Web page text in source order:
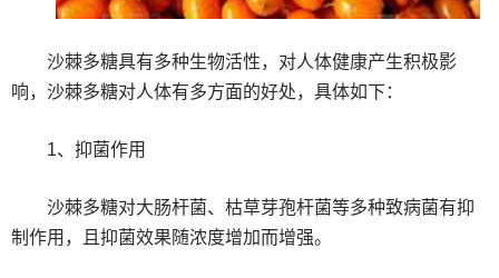
沙棘多糖具有多种生物活性，对人体健康产生积极影
响，沙棘多糖对人体有多方面的好处，具体如下：
‌1、抑菌作用‌
沙棘多糖对大肠杆菌、枯草芽孢杆菌等多种致病菌有抑
制作用，且抑菌效果随浓度增加而增强。